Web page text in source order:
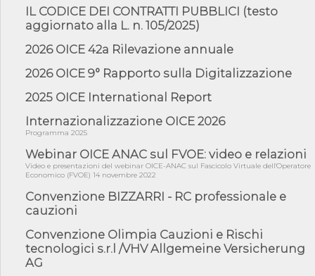
norme UE in m...
05/08/26 - DL Infrastrutture e PNRR è legge: approvata oggi la
amminist...
2 s...
05/08/26 - SAVE THE DATE: Assemblea Pubblica Confindustria
Professioni ...
05/08/26 - Successo OICE per il bando della Città metropolitana
di Reg...
05/08/26 - Lettera OICE per il bando della Giunta Regionale della
Campa...
04/08/26 - DL PA: previste cancellazioni da elenchi professionisti
04/08/26 - International Sustainable Buildings Competition -
COP31, An...
IL CODICE DEI CONTRATTI PUBBLICI (testo
aggiornato alla L. n. 105/2025)
2026 OICE 42a Rilevazione annuale
2026 OICE 9° Rapporto sulla Digitalizzazione
2025 OICE International Report
Internazionalizzazione OICE 2026
Programma 2025
Webinar OICE ANAC sul FVOE: video e relazioni
Video e presentazioni del webinar OICE-ANAC sul Fascicolo Virtuale dell'Operatore
Economico (FVOE) 14 novembre 2022
Convenzione BIZZARRI - RC professionale e
cauzioni
Convenzione Olimpia Cauzioni e Rischi
tecnologici s.r.l /VHV Allgemeine Versicherung
AG